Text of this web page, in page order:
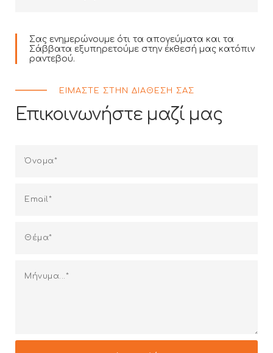
Σας ενημερώνουμε ότι τα απογεύματα και τα
Σάββατα εξυπηρετούμε στην έκθεσή μας κατόπιν
ραντεβού.
ΕΙΜΑΣΤΕ ΣΤΗΝ ΔΙΑΘΕΣΗ ΣΑΣ
Επικοινωνήστε μαζί μας